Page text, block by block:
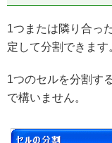
1つまたは隣り合っ
定して分割できます
1つのセルを分割す
で構いません。